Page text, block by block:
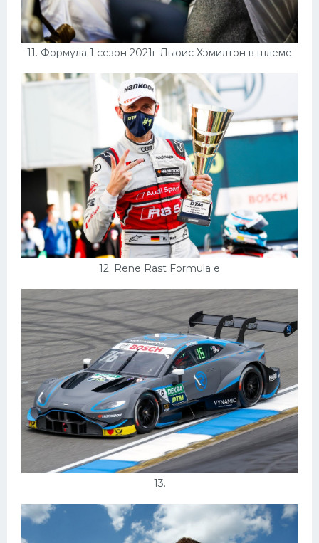
11. Формула 1 сезон 2021г Льюис Хэмилтон в шлеме
12. Rene Rast Formula e
13.